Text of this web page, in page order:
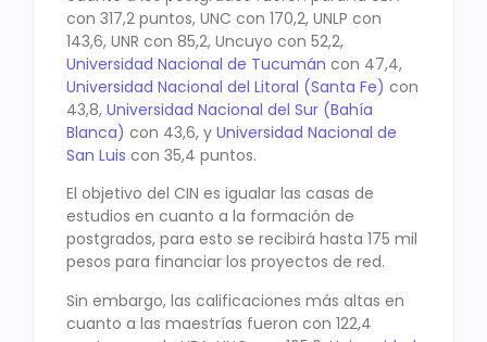
con 317,2 puntos, UNC con 170,2, UNLP con
143,6, UNR con 85,2, Uncuyo con 52,2,
Universidad Nacional de Tucumán con 47,4,
Universidad Nacional del Litoral (Santa Fe) con
43,8, Universidad Nacional del Sur (Bahía
Blanca) con 43,6, y Universidad Nacional de
San Luis con 35,4 puntos.
El objetivo del CIN es igualar las casas de
estudios en cuanto a la formación de
postgrados, para esto se recibirá hasta 175 mil
pesos para financiar los proyectos de red.
Sin embargo, las calificaciones más altas en
cuanto a las maestrías fueron con 122,4